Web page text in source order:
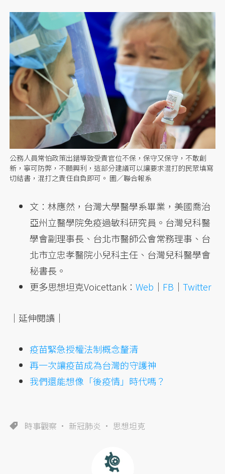
公務人員常怕政策出錯導致受責官位不保，保守又保守，不敢創
新，寧可防弊，不願興利，這部分建議可以讓要求混打的民眾填寫
切結書，混打之責任自負即可。 圖／聯合報系
文：林應然，台灣大學醫學系畢業，美國喬治
亞州立醫學院免疫過敏科研究員。台灣兒科醫
學會副理事長、台北市醫師公會常務理事、台
北市立忠孝醫院小兒科主任、台灣兒科醫學會
秘書長。
更多思想坦克Voicettank：Web ｜ FB ｜Twitter
｜延伸閱讀｜
疫苗緊急授權法制概念釐清
再一次讓疫苗成為台灣的守護神
我們還能想像「後疫情」時代嗎？
時事觀察 新冠肺炎 思想坦克